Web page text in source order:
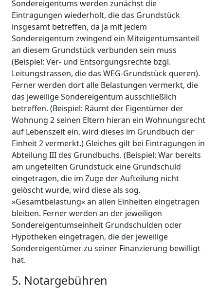
Sondereigentums werden zunächst die
Eintragungen wiederholt, die das Grundstück
insgesamt betreffen, da ja mit jedem
Sondereigentum zwingend ein Miteigentumsanteil
an diesem Grundstück verbunden sein muss
(Beispiel: Ver- und Entsorgungsrechte bzgl.
Leitungstrassen, die das WEG-Grundstück queren).
Ferner werden dort alle Belastungen vermerkt, die
das jeweilige Sondereigentum ausschließlich
betreffen. (Beispiel: Räumt der Eigentümer der
Wohnung 2 seinen Eltern hieran ein Wohnungsrecht
auf Lebenszeit ein, wird dieses im Grundbuch der
Einheit 2 vermerkt.) Gleiches gilt bei Eintragungen in
Abteilung III des Grundbuchs. (Beispiel: War bereits
am ungeteilten Grundstück eine Grundschuld
eingetragen, die im Zuge der Aufteilung nicht
gelöscht wurde, wird diese als sog.
»Gesamtbelastung« an allen Einheiten eingetragen
bleiben. Ferner werden an der jeweiligen
Sondereigentumseinheit Grundschulden oder
Hypotheken eingetragen, die der jeweilige
Sondereigentümer zu seiner Finanzierung bewilligt
hat.
5. Notargebühren